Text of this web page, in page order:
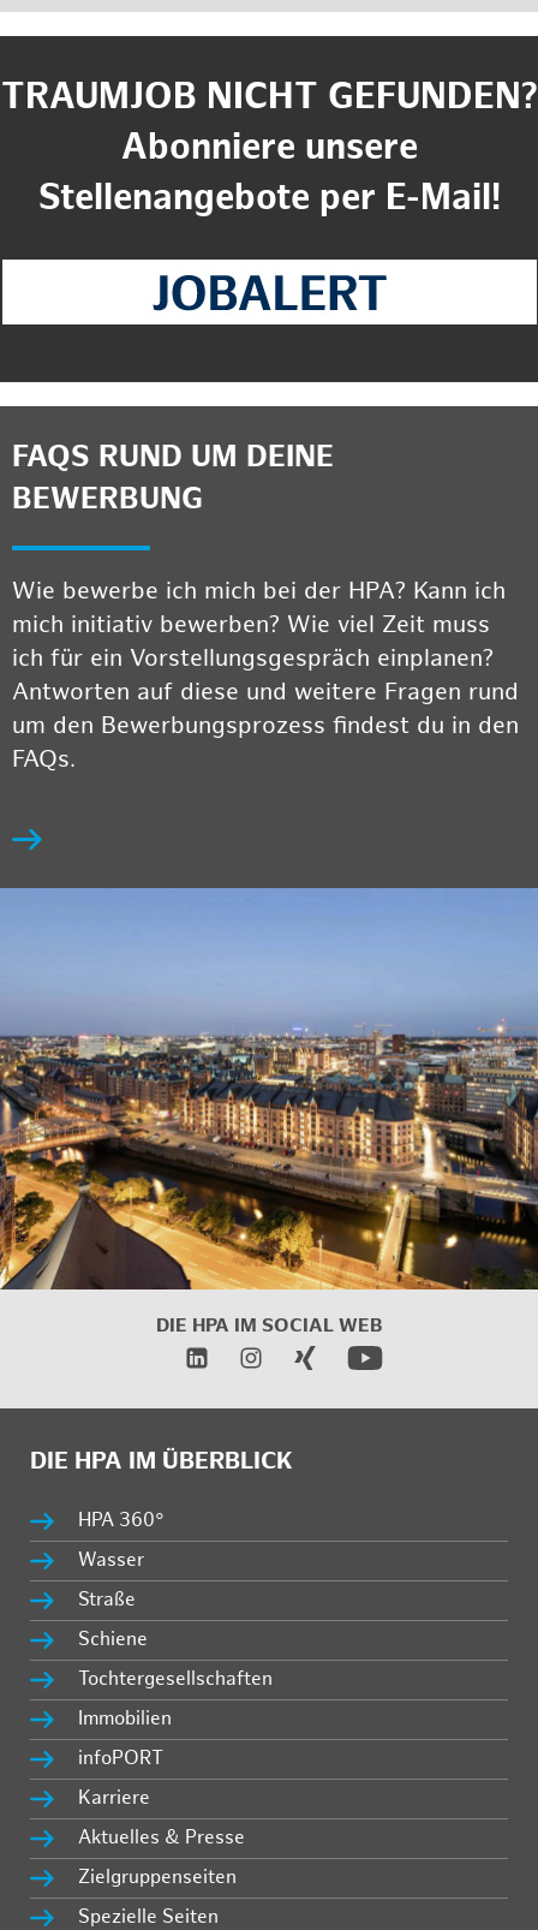
TRAUMJOB NICHT GEFUNDEN?
Abonniere unsere
Stellenangebote per E-Mail!
FAQS RUND UM DEINE
BEWERBUNG
Wie bewerbe ich mich bei der HPA? Kann ich
mich initiativ bewerben? Wie viel Zeit muss
ich für ein Vorstellungsgespräch einplanen?
Antworten auf diese und weitere Fragen rund
um den Bewerbungsprozess findest du in den
FAQs.
DIE HPA IM SOCIAL WEB
DIE HPA IM ÜBERBLICK
HPA 360°
Wasser
Straße
Schiene
Tochtergesellschaften
Immobilien
infoPORT
Karriere
Aktuelles & Presse
Zielgruppenseiten
Spezielle Seiten